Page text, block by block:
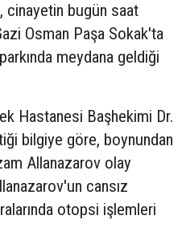
cinayetin bugün saat
Osman Paşa Sokak'ta
meydana geldiği
Hastanesi Başhekimi Dr.
bilgiye göre, boynundan
Allanazarov olay
cansız
otopsi işlemleri